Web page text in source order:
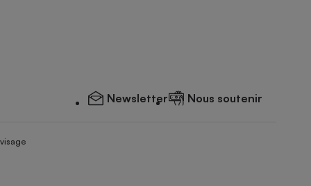
Newsletter Nous soutenir